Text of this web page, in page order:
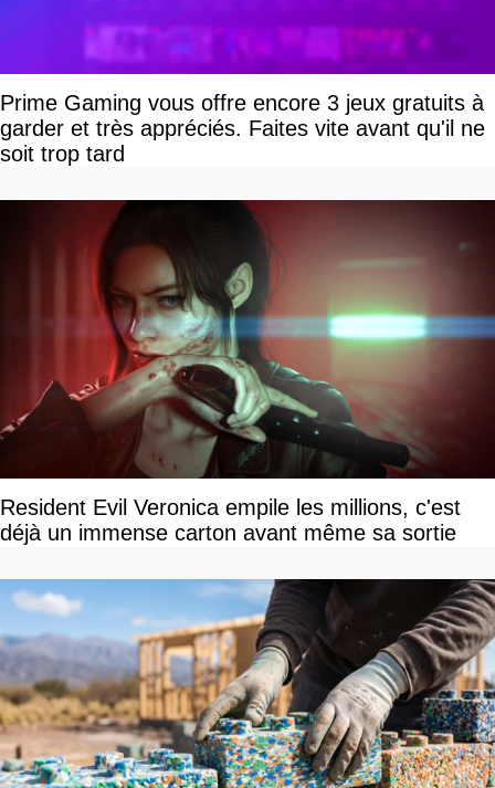
Prime Gaming vous offre encore 3 jeux gratuits à
garder et très appréciés. Faites vite avant qu'il ne
soit trop tard
Resident Evil Veronica empile les millions, c'est
déjà un immense carton avant même sa sortie